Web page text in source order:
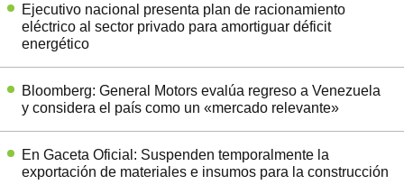
Ejecutivo nacional presenta plan de racionamiento
eléctrico al sector privado para amortiguar déficit
energético
Bloomberg: General Motors evalúa regreso a Venezuela
y considera el país como un «mercado relevante»
En Gaceta Oficial: Suspenden temporalmente la
exportación de materiales e insumos para la construcción